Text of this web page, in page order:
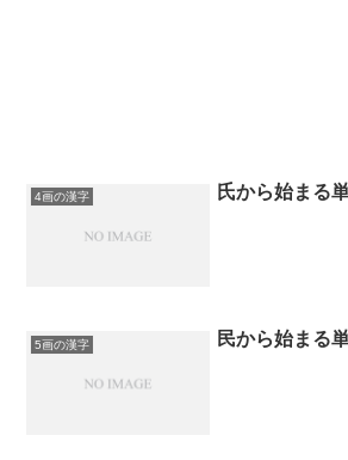
4画の漢字 氏から始まる
5画の漢字 民から始まる